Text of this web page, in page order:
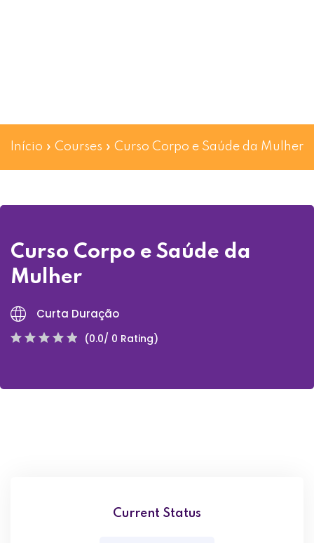
Início » Courses » Curso Corpo e Saúde da Mulher
Curso Corpo e Saúde da
Mulher
Curta Duração
(0.0/ 0 Rating)
Current Status